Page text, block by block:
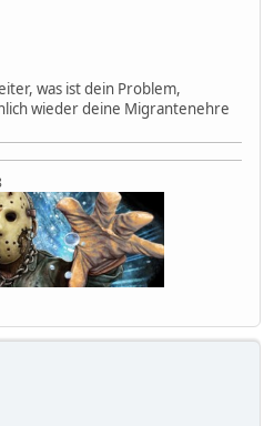
was ist dein Problem,
wieder deine Migrantenehre